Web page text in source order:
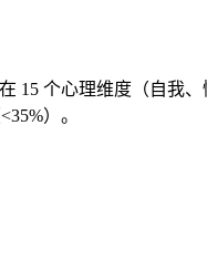
15 个心理维度（自
）。